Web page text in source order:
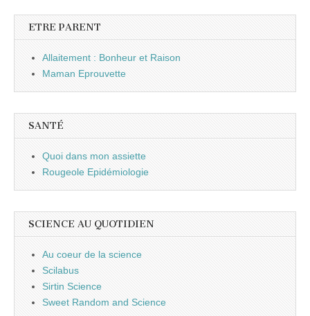
ETRE PARENT
Allaitement : Bonheur et Raison
Maman Eprouvette
SANTÉ
Quoi dans mon assiette
Rougeole Epidémiologie
SCIENCE AU QUOTIDIEN
Au coeur de la science
Scilabus
Sirtin Science
Sweet Random and Science